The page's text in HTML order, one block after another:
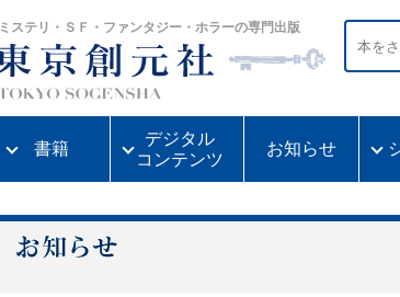
ミステリ・ＳＦ・ファンタジー・ホラーの専門出版
書籍
デジタル
コンテンツ
お知らせ